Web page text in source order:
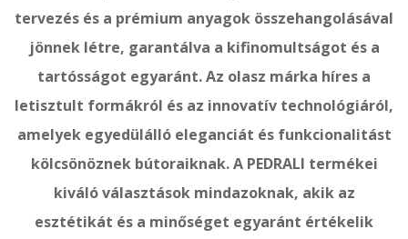
tervezés és a prémium anyagok összehangolásával
jönnek létre, garantálva a kifinomultságot és a
tartósságot egyaránt. Az olasz márka híres a
letisztult formákról és az innovatív technológiáról,
amelyek egyedülálló eleganciát és funkcionalitást
kölcsönöznek bútoraiknak. A PEDRALI termékei
kiváló választások mindazoknak, akik az
esztétikát és a minőséget egyaránt értékelik